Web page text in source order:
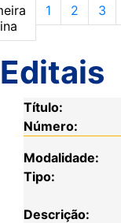
1 2 3
Editais
Título:
Número:
Modalidade:
Tipo:
Descrição: